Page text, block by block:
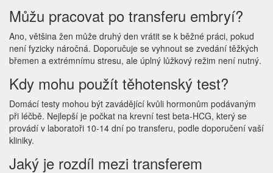
Můžu pracovat po transferu embryí?
Ano, většina žen může druhý den vrátit se k běžné práci, pokud
není fyzicky náročná. Doporučuje se vyhnout se zvedání těžkých
břemen a extrémnímu stresu, ale úplný lůžkový režim není nutný.
Kdy mohu použít těhotenský test?
Domácí testy mohou být zavádějící kvůli hormonům podávaným
při léčbě. Nejlepší je počkat na krevní test beta-HCG, který se
provádí v laboratoři 10-14 dní po transferu, podle doporučení vaší
kliniky.
Jaký je rozdíl mezi transferem